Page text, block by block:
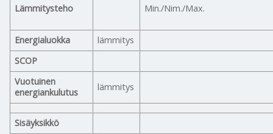
Lämmitysteho Min./Nim./Max.
Energialuokka
lämmitys
SCOP
Vuotuinen
energiankulutus
lämmitys
Sisäyksikkö